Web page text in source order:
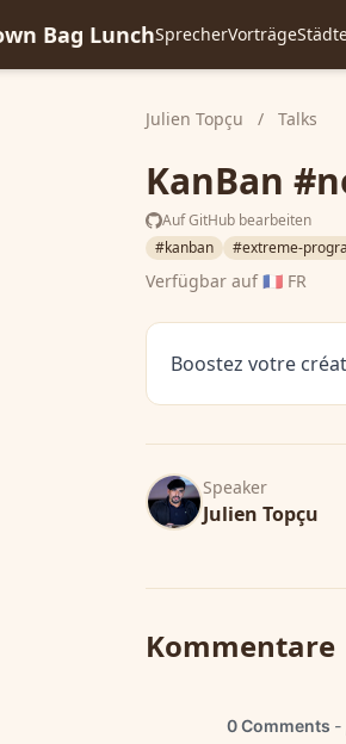
Bag LunchSprecherVorträge
Julien Topçu / Talks
KanBan
Auf GitHub bearbeiten
#kanban
#extreme-
Verfügbar auf🇫🇷 FR
Boostez votre
Speaker
Julien Topçu
Kommentare